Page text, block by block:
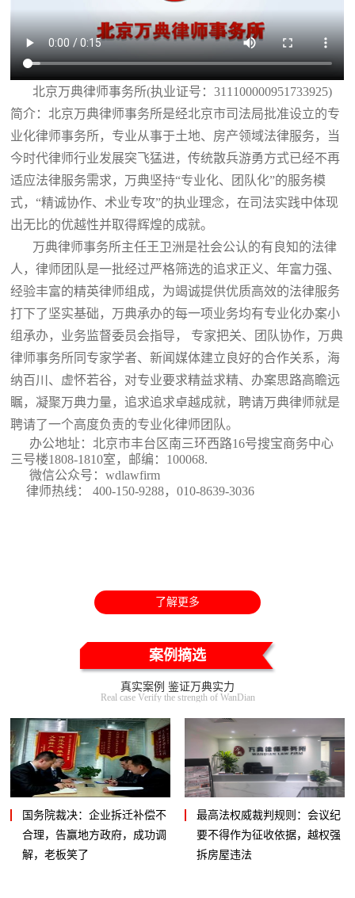
北京万典律师事务所(执业证号：311100000951733925)
简介：北京万典律师事务所是经北京市司法局批准设立的专
业化律师事务所，专业从事于土地、房产领域法律服务，当
今时代律师行业发展突飞猛进，传统散兵游勇方式已经不再
适应法律服务需求，万典坚持“专业化、团队化”的服务模
式，“精诚协作、术业专攻”的执业理念，在司法实践中体现
出无比的优越性并取得辉煌的成就。
万典律师事务所主任王卫洲是社会公认的有良知的法律
人，律师团队是一批经过严格筛选的追求正义、年富力强、
经验丰富的精英律师组成，为竭诚提供优质高效的法律服务
打下了坚实基础，万典承办的每一项业务均有专业化办案小
组承办，业务监督委员会指导， 专家把关、团队协作，万典
律师事务所同专家学者、新闻媒体建立良好的合作关系，海
纳百川、虚怀若谷，对专业要求精益求精、办案思路高瞻远
瞩，凝聚万典力量，追求追求卓越成就，聘请万典律师就是
聘请了一个高度负责的专业化律师团队。
办公地址：北京市丰台区南三环西路16号搜宝商务中心
三号楼1808-1810室 ，邮编：100068.
微信公众号：wdlawfirm
律师热线： 400-150-9288，010-8639-3036
了解更多
案例摘选
真实案例 鉴证万典实力
Real case Verify the strength of WanDian
国务院裁决：企业拆迁补偿不
合理，告赢地方政府，成功调
解，老板笑了
最高法权威裁判规则：会议纪
要不得作为征收依据，越权强
拆房屋违法